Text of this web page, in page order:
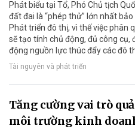
Phát biểu tại Tổ, Phó Chủ tịch
đất đai là “phép thử” lớn nhất
Phát triển đô thị, vì thế việc phân
sẽ tạo tính chủ động, đủ công
động nguồn lực thúc đẩy các đô
Tài nguyên và phát triển
Tăng cường vai trò
môi trường kinh